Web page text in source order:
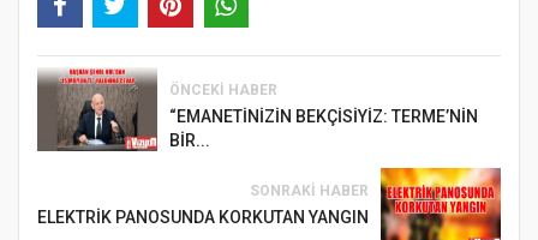
ÖNCEKI HABER
“EMANETİNİZİN BEKÇİSİYİZ: TERME’NİN
BİR...
SONRAKI HABER
ELEKTRİK PANOSUNDA KORKUTAN YANGIN